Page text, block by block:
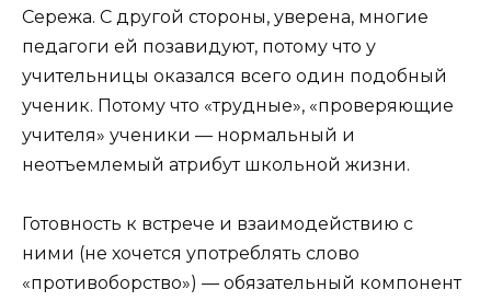
Сережа. С другой стороны, уверена, многие
педагоги ей позавидуют, потому что у
учительницы оказался всего один подобный
ученик. Потому что «трудные», «проверяющие
учителя» ученики — нормальный и
неотъемлемый атрибут школьной жизни.
Готовность к встрече и взаимодействию с
ними (не хочется употреблять слово
«противоборство») — обязательный компонент